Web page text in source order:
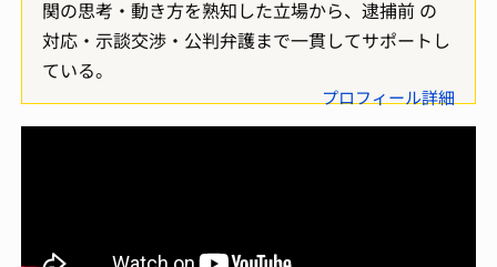
関の思考・動き方を熟知した立場から、逮捕前 の
対応・示談交渉・公判弁護まで一貫してサポートし
ている。
プロフィール詳細